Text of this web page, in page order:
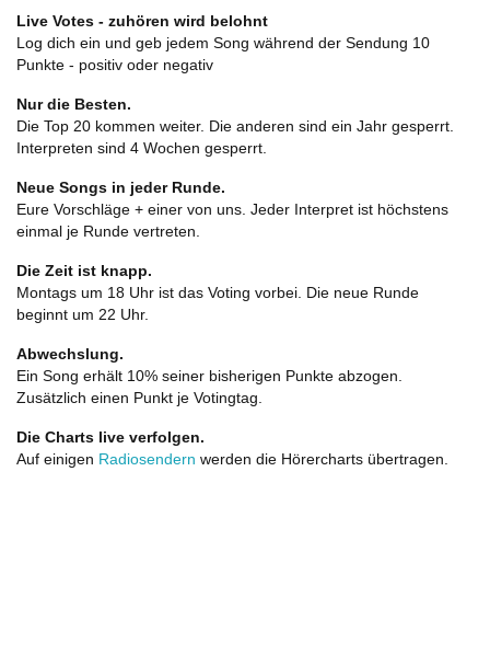
Live Votes - zuhören wird belohnt
Log dich ein und geb jedem Song während der Sendung 10
Punkte - positiv oder negativ
Nur die Besten.
Die Top 20 kommen weiter. Die anderen sind ein Jahr gesperrt.
Interpreten sind 4 Wochen gesperrt.
Neue Songs in jeder Runde.
Eure Vorschläge + einer von uns. Jeder Interpret ist höchstens
einmal je Runde vertreten.
Die Zeit ist knapp.
Montags um 18 Uhr ist das Voting vorbei. Die neue Runde
beginnt um 22 Uhr.
Abwechslung.
Ein Song erhält 10% seiner bisherigen Punkte abzogen.
Zusätzlich einen Punkt je Votingtag.
Die Charts live verfolgen.
Auf einigen Radiosendern werden die Hörercharts übertragen.